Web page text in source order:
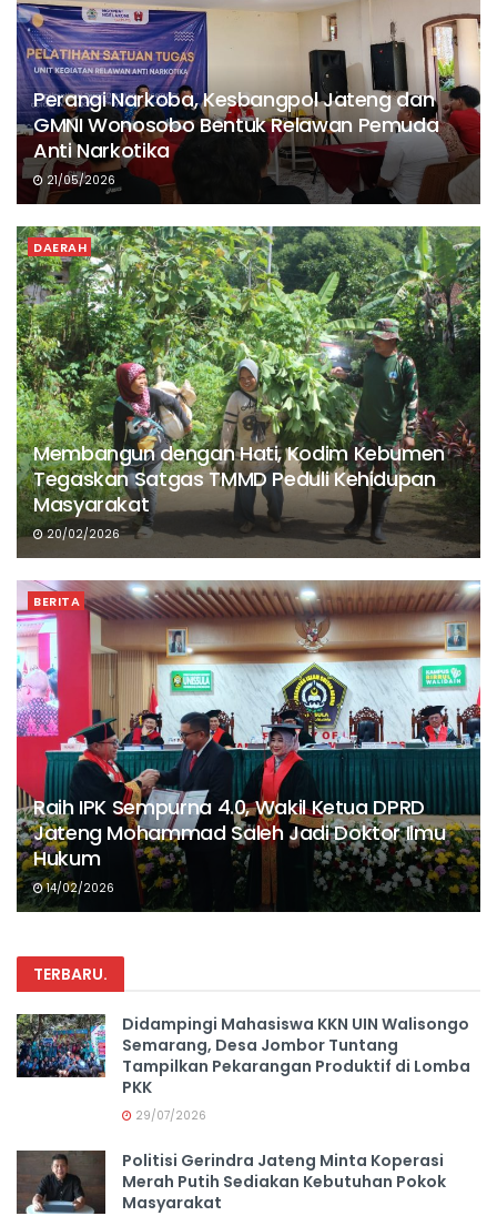
Perangi Narkoba, Kesbangpol Jateng dan
GMNI Wonosobo Bentuk Relawan Pemuda
Anti Narkotika
21/05/2026
DAERAH
Membangun dengan Hati, Kodim Kebumen
Tegaskan Satgas TMMD Peduli Kehidupan
Masyarakat
20/02/2026
BERITA
Raih IPK Sempurna 4.0, Wakil Ketua DPRD
Jateng Mohammad Saleh Jadi Doktor Ilmu
Hukum
14/02/2026
TERBARU.
Didampingi Mahasiswa KKN UIN Walisongo
Semarang, Desa Jombor Tuntang
Tampilkan Pekarangan Produktif di Lomba
PKK
29/07/2026
Politisi Gerindra Jateng Minta Koperasi
Merah Putih Sediakan Kebutuhan Pokok
Masyarakat